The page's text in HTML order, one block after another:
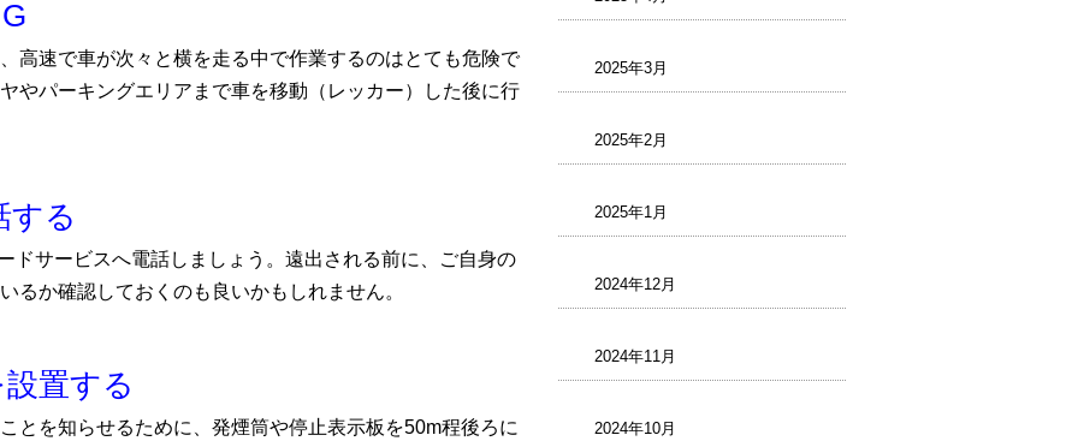
高速で車が次々と横を走る中で作業するのはとても危険で
やパーキングエリアまで車を移動（レッカー）した後に行
する
ドサービスへ電話しましょう。遠出される前に、ご自身の
るか確認しておくのも良いかもしれません。
置する
とを知らせるために、発煙筒や停止表示板を50m程後ろに
2025年3月
2025年2月
2025年1月
2024年12月
2024年11月
2024年10月